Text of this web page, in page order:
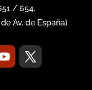
/ 654.
Av. de España)